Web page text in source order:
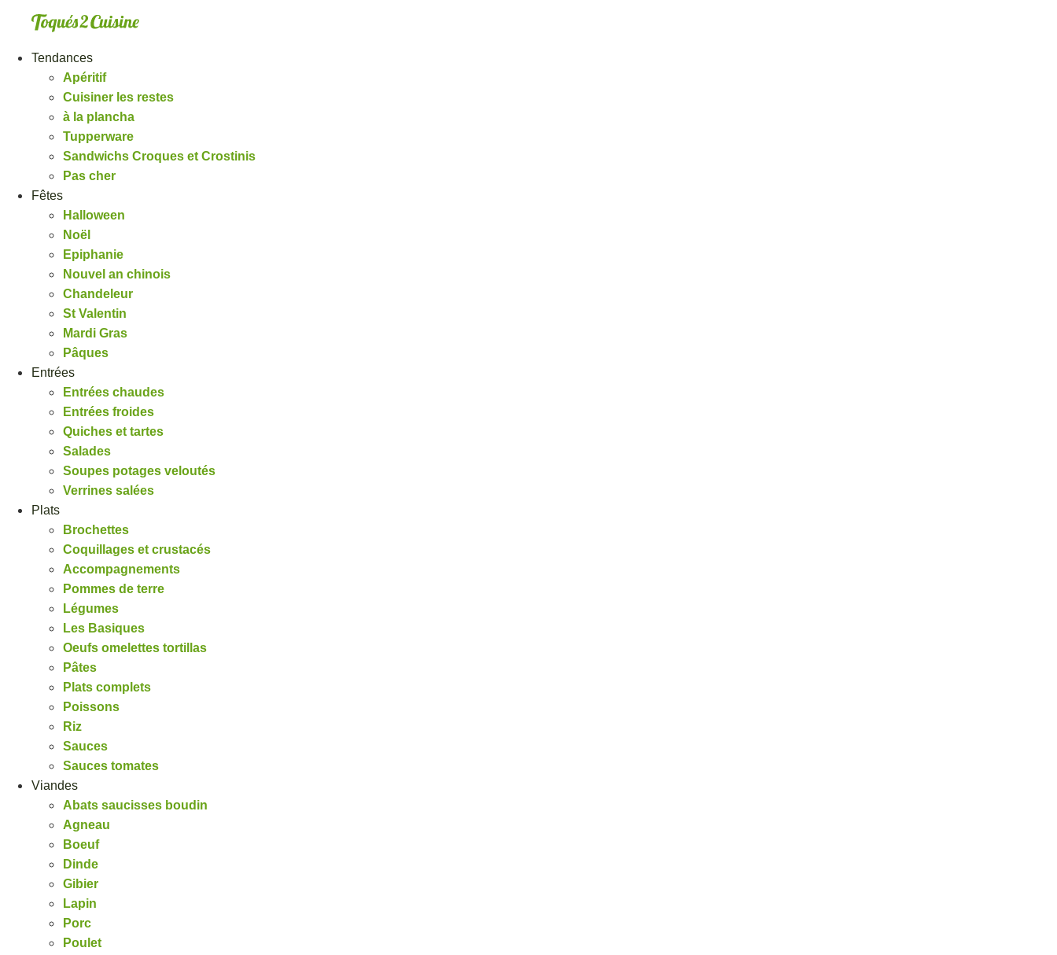
Tendances
Apéritif
Cuisiner les restes
à la plancha
Tupperware
Sandwichs Croques et Crostinis
Pas cher
Fêtes
Halloween
Noël
Epiphanie
Nouvel an chinois
Chandeleur
St Valentin
Mardi Gras
Pâques
Entrées
Entrées chaudes
Entrées froides
Quiches et tartes
Salades
Soupes potages veloutés
Verrines salées
Plats
Brochettes
Coquillages et crustacés
Accompagnements
Pommes de terre
Légumes
Les Basiques
Oeufs omelettes tortillas
Pâtes
Plats complets
Poissons
Riz
Sauces
Sauces tomates
Viandes
Abats saucisses boudin
Agneau
Boeuf
Dinde
Gibier
Lapin
Porc
Poulet